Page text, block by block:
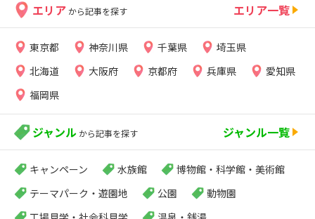
エリア から記事を探す エリア一覧
東京都 神奈川県 千葉県
埼玉県
北海道
大阪府 京都府 兵庫県
愛知県
福岡県
ジャンル から記事を探す ジャンル一覧
キャンペーン 水族館
博物館・科学館・美術館
テーマパーク・遊園地
公園
動物園